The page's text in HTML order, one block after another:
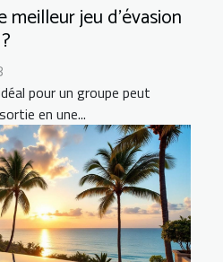
meilleur jeu d'évasion
pour un groupe peut
en une...